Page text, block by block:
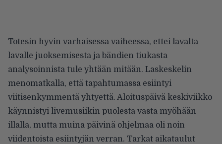
Totesin hyvin varhaisessa vaiheessa, ettei lavalta
lavalle juoksemisesta ja bändien tiukasta
analysoinnista tule yhtään mitään. Laskeskelin
menomatkalla, että tapahtumassa esiintyi
viitisenkymmentä yhtyettä. Aloituspäivä keskiviikko
käynnistyi livemusiikin puolesta vasta myöhään
illalla, mutta muina päivinä ohjelmaa oli noin
viidentoista esiintyjän verran. Tarkat aikataulut